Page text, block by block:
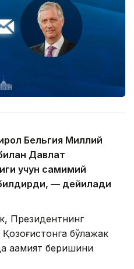
Бельгия Миллий
Давлат
учун самимий
— дейилади
Президентнинг
бўлажак
аҳамият беришини